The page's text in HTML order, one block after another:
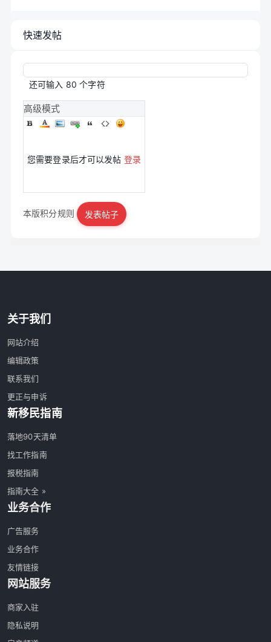
快速发帖
还可输入 80 个字符
高级模式
您需要登录后才可以发帖 登录
|立即注册
本版积分规则 发表帖子
关于我们
网站介绍
编辑政策
联系我们
更正与申诉
新移民指南
落地90天清单
找工作指南
报税指南
指南大全 »
业务合作
广告服务
业务合作
友情链接
网站服务
商家入驻
隐私说明